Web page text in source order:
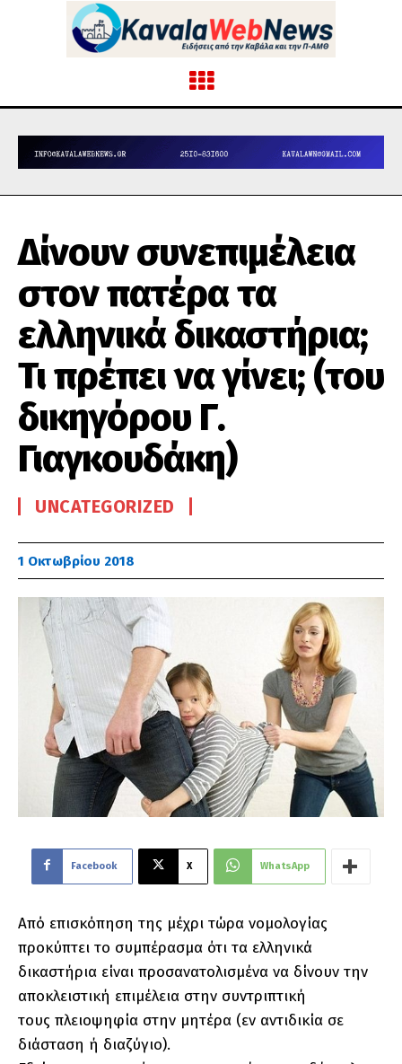
Δίνουν συνεπιμέλεια
στον πατέρα τα
ελληνικά δικαστήρια;
Τι πρέπει να γίνει; (του
δικηγόρου Γ.
Γιαγκουδάκη)
UNCATEGORIZED
1 Οκτωβρίου 2018
Facebook X WhatsApp
Από επισκόπηση της μέχρι τώρα νομολογίας
προκύπτει το συμπέρασμα ότι τα ελληνικά
δικαστήρια είναι προσανατολισμένα να δίνουν την
αποκλειστική επιμέλεια στην συντριπτική
τους πλειοψηφία στην μητέρα (εν αντιδικία σε
διάσταση ή διαζύγιο).